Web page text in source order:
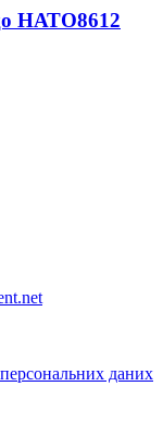
НАТО8612
персональних даних